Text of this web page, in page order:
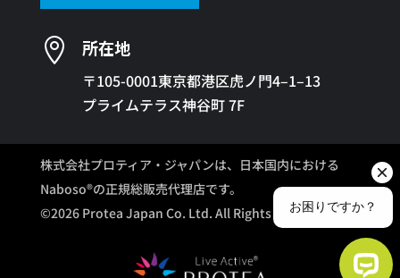
 所在地
〒105-0001東京都港区虎ノ門4–1–13
プライムテラス神谷町 7F
株式会社プロティア・ジャパンは、日本国内における
Naboso®の正規総販売代理店です。
©2026 Protea Japan Co. Ltd. All Rights Reserved.